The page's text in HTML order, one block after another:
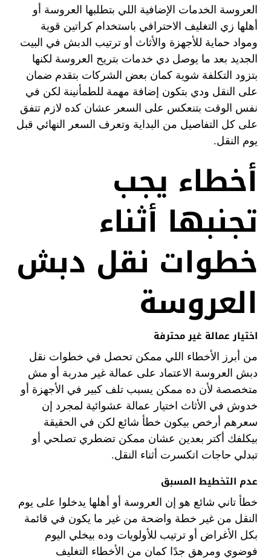
العروسة الخدمات الإضافية اللي بتطلبها العروسة أو
أهلها زي التغليف الاحترافي باستخدام كراتين قوية
ومواد حماية للأجهزة والأثاث أو ترتيب الدبش في البيت
الجديد بعد ما يوصل دي خدمات بتريح العروسة لكنها
بتزود التكلفة شوية كمان بعض الشركات بتقدم ضمان
على النقل ودي بتكون إضافة مهمة للطمأنينة لكن في
نفس الوقت بتنعكس على السعر عشان كده لازم تتفق
على كل التفاصيل من البداية وتعرف السعر النهائي قبل
يوم النقل.
أخطاء يجب
تجنبها أثناء
خطوات نقل دبش
العروسة
اختيار عمالة غير محترفة
من أبرز الأخطاء اللي ممكن تحصل في خطوات نقل
دبش العروسة الاعتماد على عمالة غير مدربة أو مش
متخصصة لأن ده ممكن يسبب تلف كبير في الأجهزة أو
خدوش في الأثاث اختيار عمالة عشوائية لمجرد إن
سعرهم أرخص بيكون خطأ شائع لكن في الحقيقة
بيكلفك أكتر بعدين عشان ممكن تضطري تصلحي أو
تبدلي حاجات اتكسرت أثناء النقل.
عدم التخطيط المسبق
خطأ تاني شائع هو إن العروسة أو أهلها يدخلوا على يوم
النقل من غير خطة واضحة من غير ما يكون في قائمة
بكل الأغراض أو ترتيب للأولويات وده بيخلي اليوم
فوضوي ومرهق جدًا كمان من الأخطاء التغليف